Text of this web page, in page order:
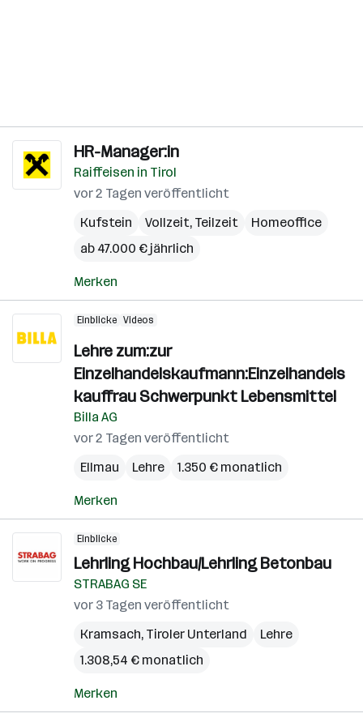
HR-Manager:in
Raiffeisen in Tirol
vor 2 Tagen veröffentlicht
Kufstein
Vollzeit, Teilzeit
Homeoffice
ab 47.000 € jährlich
Merken
Einblicke Videos
Lehre zum:zur
Einzelhandelskaufmann:Einzelhandels
kauffrau Schwerpunkt Lebensmittel
Billa AG
vor 2 Tagen veröffentlicht
Ellmau
Lehre 1.350 € monatlich
Merken
Einblicke
Lehrling Hochbau/Lehrling Betonbau
STRABAG SE
vor 3 Tagen veröffentlicht
Kramsach, Tiroler Unterland
Lehre
1.308,54 € monatlich
Merken